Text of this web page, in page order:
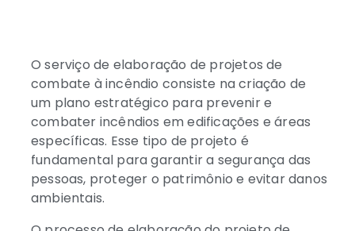
O serviço de elaboração de projetos de
combate à incêndio consiste na criação de
um plano estratégico para prevenir e
combater incêndios em edificações e áreas
específicas. Esse tipo de projeto é
fundamental para garantir a segurança das
pessoas, proteger o patrimônio e evitar danos
ambientais.